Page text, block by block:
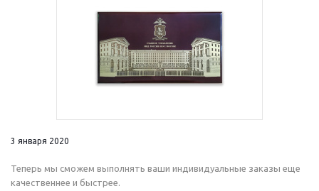
3 января 2020
Теперь мы сможем выполнять ваши индивидуальные заказы еще
качественнее и быстрее.